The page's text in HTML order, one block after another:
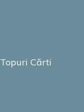
Topuri Cărti